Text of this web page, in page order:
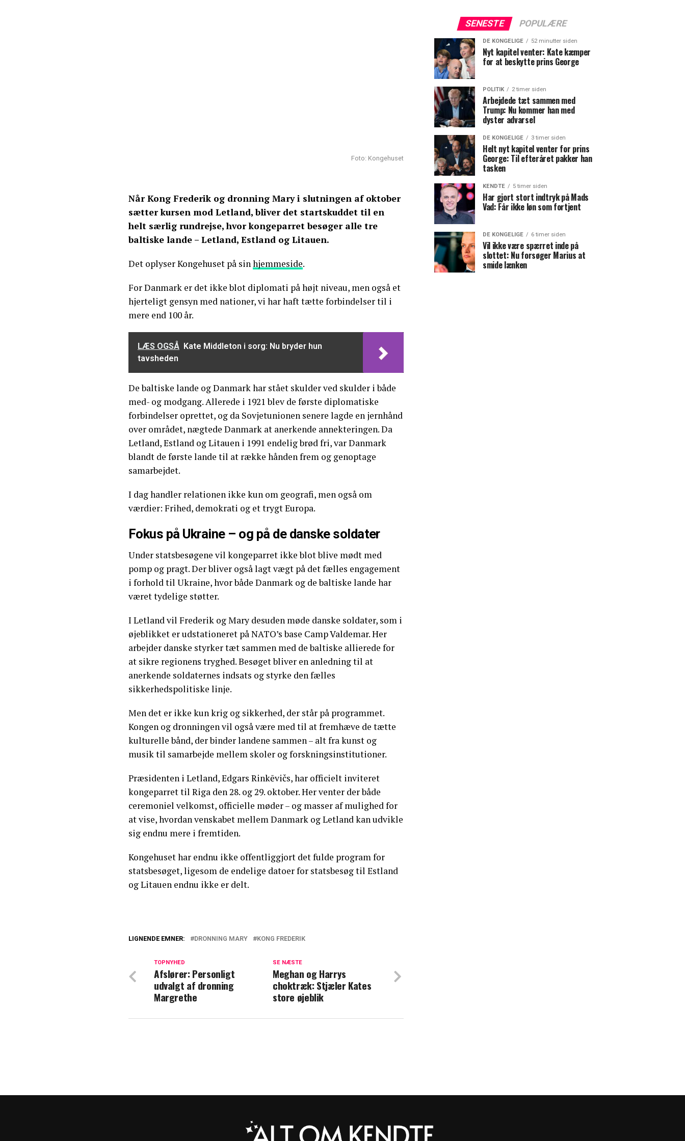
Foto: Kongehuset
Når Kong Frederik og dronning Mary i slutningen af oktober
sætter kursen mod Letland, bliver det startskuddet til en
helt særlig rundrejse, hvor kongeparret besøger alle tre
baltiske lande – Letland, Estland og Litauen.
Det oplyser Kongehuset på sinhjemmeside.
For Danmark er det ikke blot diplomati på højt niveau, men også et
hjerteligt gensyn med nationer, vi har haft tætte forbindelser til i
mere end 100 år.
LÆS OGSÅ Kate Middleton i sorg: Nu bryder hun
tavsheden
De baltiske lande og Danmark har stået skulder ved skulder i både
med- og modgang. Allerede i 1921 blev de første diplomatiske
forbindelser oprettet, og da Sovjetunionen senere lagde en jernhånd
over området, nægtede Danmark at anerkende annekteringen. Da
Letland, Estland og Litauen i 1991 endelig brød fri, var Danmark
blandt de første lande til at række hånden frem og genoptage
samarbejdet.
I dag handler relationen ikke kun om geografi, men også om
værdier: Frihed, demokrati og et trygt Europa.
Fokus på Ukraine – og på de danske soldater
Under statsbesøgene vil kongeparret ikke blot blive mødt med
pomp og pragt. Der bliver også lagt vægt på det fælles engagement
i forhold til Ukraine, hvor både Danmark og de baltiske lande har
været tydelige støtter.
I Letland vil Frederik og Mary desuden møde danske soldater, som i
øjeblikket er udstationeret på NATO’s base Camp Valdemar. Her
arbejder danske styrker tæt sammen med de baltiske allierede for
at sikre regionens tryghed. Besøget bliver en anledning til at
anerkende soldaternes indsats og styrke den fælles
sikkerhedspolitiske linje.
Men det er ikke kun krig og sikkerhed, der står på programmet.
Kongen og dronningen vil også være med til at fremhæve de tætte
kulturelle bånd, der binder landene sammen – alt fra kunst og
musik til samarbejde mellem skoler og forskningsinstitutioner.
Præsidenten i Letland, Edgars Rinkēvičs, har officielt inviteret
kongeparret til Riga den 28. og 29. oktober. Her venter der både
ceremoniel velkomst, officielle møder – og masser af mulighed for
at vise, hvordan venskabet mellem Danmark og Letland kan udvikle
sig endnu mere i fremtiden.
Kongehuset har endnu ikke offentliggjort det fulde program for
statsbesøget, ligesom de endelige datoer for statsbesøg til Estland
og Litauen endnu ikke er delt.
gør det?
Kong Frederik og dronning Mary i spidsen for stort
arrangement: Det koster én billet
LIGNENDE EMNER: DRONNING MARY KONG FREDERIK
SE NÆSTE
Meghan og Harrys
choktræk: Stjæler Kates
store øjeblik
TOPNYHED
Afslører: Personligt
udvalgt af dronning
Margrethe
SENESTE POPULÆRE
DE KONGELIGE 52 minutter siden
Nyt kapitel venter: Kate kæmper
for at beskytte prins George
POLITIK 2 timer siden
Arbejdede tæt sammen med
Trump: Nu kommer han med
dyster advarsel
DE KONGELIGE 3 timer siden
Helt nyt kapitel venter for prins
George: Til efteråret pakker han
tasken
KENDTE 5 timer siden
Har gjort stort indtryk på Mads
Vad: Får ikke løn som fortjent
DE KONGELIGE 6 timer siden
Vil ikke være spærret inde på
slottet: Nu forsøger Marius at
smide lænken